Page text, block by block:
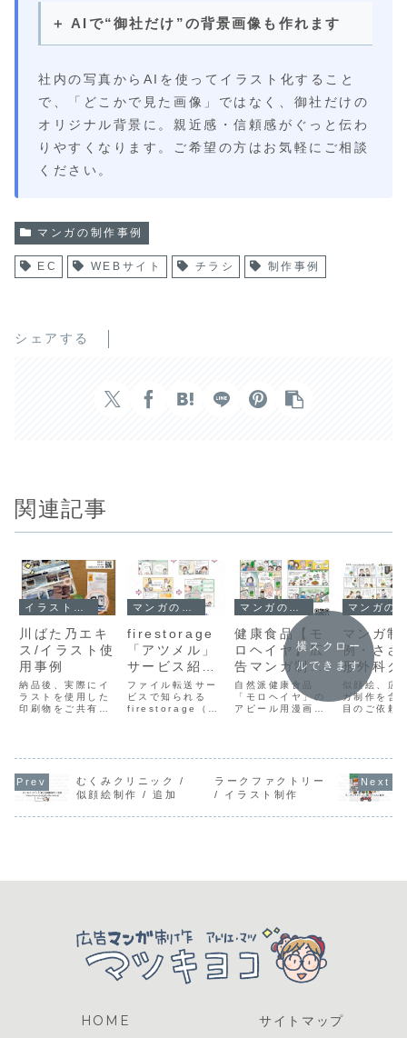
＋ AIで“御社だけ”の背景画像も作れます
社内の写真からAIを使ってイラスト化すること
で、「どこかで見た画像」ではなく、御社だけの
オリジナル背景に。親近感・信頼感がぐっと伝わ
りやすくなります。ご希望の方はお気軽にご相談
ください。
マンガの制作事例
EC WEBサイト チラシ 制作事例
シェアする
関連記事
川ばた乃エキ
ス/イラスト使
用事例
納品後、実際にイ
ラストを使用した
印刷物をご共有い
納品したイラスト
を二次使用料なし
でご利用いただけ
る形で制作してい
firestorage
「アツメル」
サービス紹介
マンガを制作
しました
ファイル転送サー
ビスで知られる
firestorage（フ
ル」の紹介マンガ
をご依頼いただき
ました。フリーラ
ンスの視点からの
健康食品【モ
ロヘイヤ】広
告マンガ制作
事例｜川ばた
乃エキス
自然派健康食品
「モロヘイヤ」の
アピール用漫画を
川ばた乃エキス様
よりご依頼いただ
いたA4仕上がりの
広告漫画（モロヘ
マンガ制
例・ささ
形外科ク
ック
似顔絵、広
ガ制作を含
目のご依頼
いただきま
「MRI」「
故」「骨密
査」の テー
横スクロー
ルできます
むくみクリニック /
似顔絵制作 / 追加
ラークファクトリー
/ イラスト制作
HOME サイトマップ